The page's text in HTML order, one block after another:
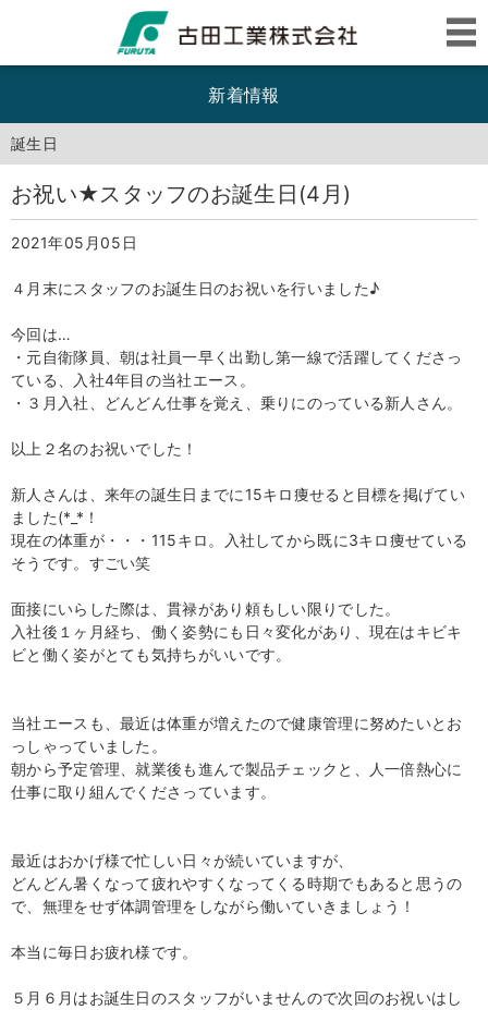
新着情報
誕生日
お祝い★スタッフのお誕生日(4月)
2021年05月05日
４月末にスタッフのお誕生日のお祝いを行いました♪
今回は…
・元自衛隊員、朝は社員一早く出勤し第一線で活躍してくださっ
ている、入社4年目の当社エース。
・３月入社、どんどん仕事を覚え、乗りにのっている新人さん。
以上２名のお祝いでした！
新人さんは、来年の誕生日までに15キロ痩せると目標を掲げてい
ました(*_*！
現在の体重が・・・115キロ。入社してから既に3キロ痩せている
そうです。すごい笑
面接にいらした際は、貫禄があり頼もしい限りでした。
入社後１ヶ月経ち、働く姿勢にも日々変化があり、現在はキビキ
ビと働く姿がとても気持ちがいいです。
当社エースも、最近は体重が増えたので健康管理に努めたいとお
っしゃっていました。
朝から予定管理、就業後も進んで製品チェックと、人一倍熱心に
仕事に取り組んでくださっています。
最近はおかげ様で忙しい日々が続いていますが、
どんどん暑くなって疲れやすくなってくる時期でもあると思うの
で、無理をせず体調管理をしながら働いていきましょう！
本当に毎日お疲れ様です。
５月６月はお誕生日のスタッフがいませんので次回のお祝いはし